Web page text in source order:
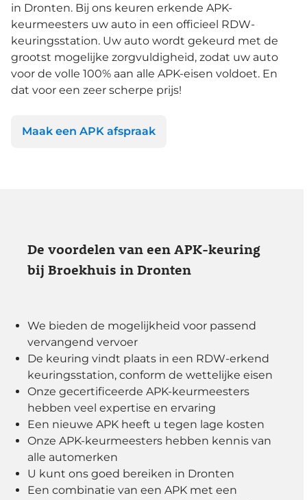
in Dronten. Bij ons keuren erkende APK-
keurmeesters uw auto in een officieel RDW-
keuringsstation. Uw auto wordt gekeurd met de
grootst mogelijke zorgvuldigheid, zodat uw auto
voor de volle 100% aan alle APK-eisen voldoet. En
dat voor een zeer scherpe prijs!
Maak een APK afspraak
De voordelen van een APK-keuring
bij Broekhuis in Dronten
We bieden de mogelijkheid voor passend
vervangend vervoer
De keuring vindt plaats in een RDW-erkend
keuringsstation, conform de wettelijke eisen
Onze gecertificeerde APK-keurmeesters
hebben veel expertise en ervaring
Een nieuwe APK heeft u tegen lage kosten
Onze APK-keurmeesters hebben kennis van
alle automerken
U kunt ons goed bereiken in Dronten
Een combinatie van een APK met een